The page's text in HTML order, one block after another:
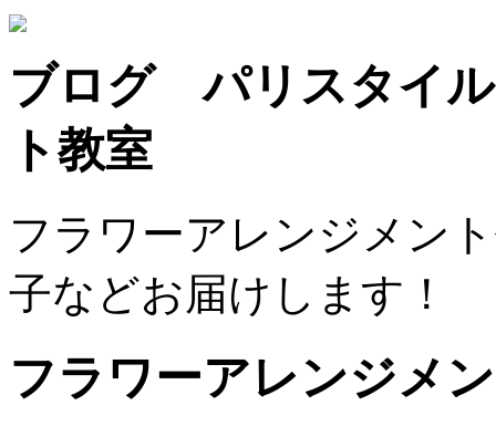
ブログ パリスタイ
ト教室
フラワーアレンジメン
子などお届けします！
フラワーアレンジメ